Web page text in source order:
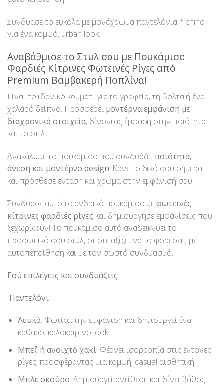
Συνδύασε το εύκολα με μονόχρωμα παντελόνια ή chino
για ένα κομψό, urban look.
Αναβάθμισε το Στυλ σου με Πουκάμισο
Φαρδιές Κίτρινες Φωτεινές Ρίγες από
Premium Βαμβακερή Ποπλίνα!
Είναι το ιδανικό κομμάτι για το γραφείο, τη βόλτα ή ένα
χαλαρό δείπνο. Προσφέρει μοντέρνα εμφάνιση με
διαχρονικά στοιχεία, δίνοντας έμφαση στην ποιότητα
και το στιλ.
Ανακάλυψε το πουκάμισο που συνδυάζειποιότητα,
άνεση και μοντέρνο design. Κάνε το δικό σου σήμερα
και πρόσθεσε ένταση και χρώμα στην εμφάνισή σου!
Συνδύασε αυτό το ανδρικό πουκάμισο μεφωτεινές
κίτρινες φαρδιές ρίγες και δημιούργησε εμφανίσεις που
ξεχωρίζουν! Το πουκάμισο αυτό αναδεικνύει το
προσωπικό σου στυλ, οπότε αξίζει να το φορέσεις με
αυτοπεποίθηση και με τον σωστό συνδυασμό.
Εσύ επιλέγεις και συνδυάζεις:
Παντελόνι
Λευκό: Φωτίζει την εμφάνιση και δημιουργεί ένα
καθαρό, καλοκαιρινό look.
Μπεζ ή ανοιχτό χακί: Φέρνει ισορροπία στις έντονες
ρίγες, προσφέροντας μια κομψή, casual αισθητική.
Μπλε σκούρο: Δημιουργεί αντίθεση και δίνει βάθος,